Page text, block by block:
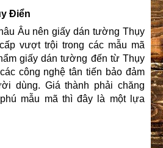
Điển
Âu nên giấy dán tường Thụy
vượt trội trong các mẫu mã
giấy dán tường đến từ Thụy
công nghệ tân tiến bảo đảm
dùng. Giá thành phải chăng
mẫu mã thì đây là một lựa